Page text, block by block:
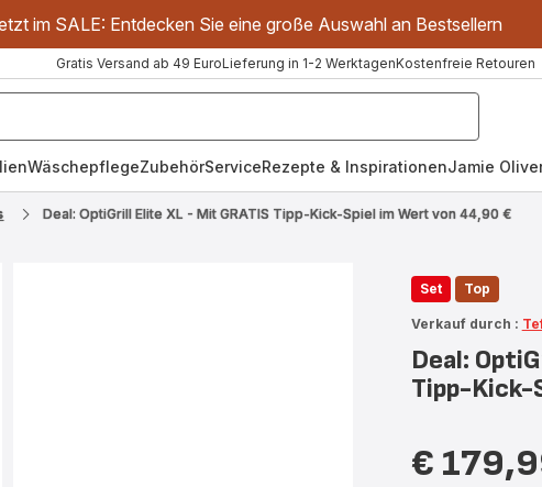
im SALE: Entdecken Sie eine große Auswahl an Bestsellern
Gratis Versand ab 49 EuroLieferung in 1-2 WerktagenKostenfreie Retouren
WäschepflegeZubehörServiceRezepte & InspirationenJamie
Deal: OptiGrill Elite XL - Mit GRATIS Tipp-Kick-Spiel im Wert von 44,90 €
Set Top
Verkauf durch :
Deal:
Tipp-Kick-
Preis
€